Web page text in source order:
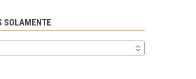
SOLAMENTE